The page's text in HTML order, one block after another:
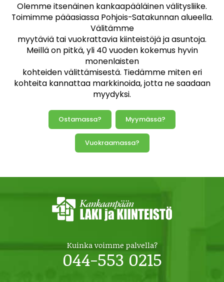
Olemme itsenäinen kankaapääläinen välitysliike.
Toimimme pääasiassa Pohjois-Satakunnan alueella.
Välitämme
myytäviä tai vuokrattavia kiinteistöjä ja asuntoja.
Meillä on pitkä, yli 40 vuoden kokemus hyvin
monenlaisten
kohteiden välittämisestä. Tiedämme miten eri
kohteita kannattaa markkinoida, jotta ne saadaan
myydyksi.
Ostamassa? Myymässä?
Vuokraamassa?
Kuinka voimme palvella?
044-553 0215